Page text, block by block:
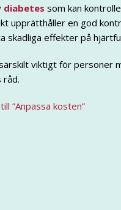
diabetes som kan
upprätthåller en god
skadliga effekter på
viktigt för personer
råd.
”Anpassa kosten”